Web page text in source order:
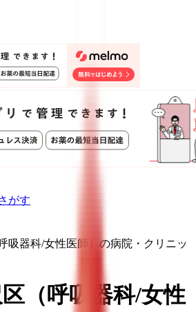
がす
吸器科/女性医師）の病院・クリニッ
（呼吸器科/女性